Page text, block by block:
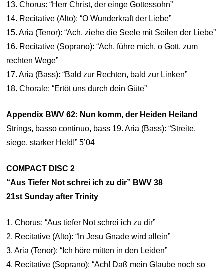
13. Chorus: “Herr Christ, der einge Gottessohn”
14. Recitative (Alto): “O Wunderkraft der Liebe”
15. Aria (Tenor): “Ach, ziehe die Seele mit Seilen der Liebe”
16. Recitative (Soprano): “Ach, führe mich, o Gott, zum
rechten Wege”
17. Aria (Bass): “Bald zur Rechten, bald zur Linken”
18. Chorale: “Ertöt uns durch dein Güte”
Appendix BWV 62: Nun komm, der Heiden Heiland
Strings, basso continuo, bass 19. Aria (Bass): “Streite,
siege, starker Held!” 5’04
COMPACT DISC 2
“Aus Tiefer Not schrei ich zu dir” BWV 38
21st Sunday after Trinity
1. Chorus: “Aus tiefer Not schrei ich zu dir”
2. Recitative (Alto): “In Jesu Gnade wird allein”
3. Aria (Tenor): “Ich höre mitten in den Leiden”
4. Recitative (Soprano): “Ach! Daß mein Glaube noch so